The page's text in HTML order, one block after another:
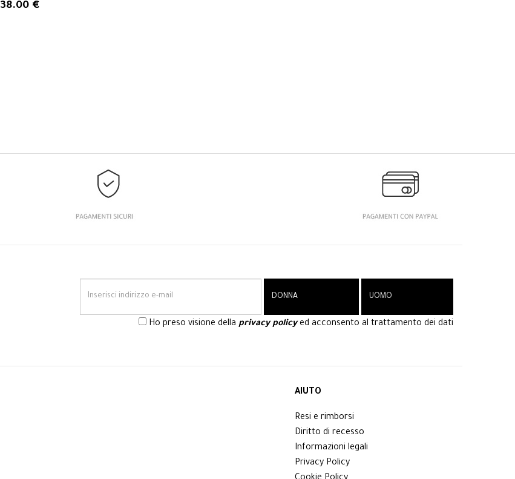
38.00 €
Ho preso visione della privacy policyed acconsento al trattamento dei dati
AIUTO
Resi e rimborsi
Diritto di recesso
Informazioni legali
Privacy Policy